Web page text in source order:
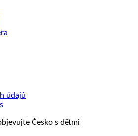
údajů
Česko s dětmi